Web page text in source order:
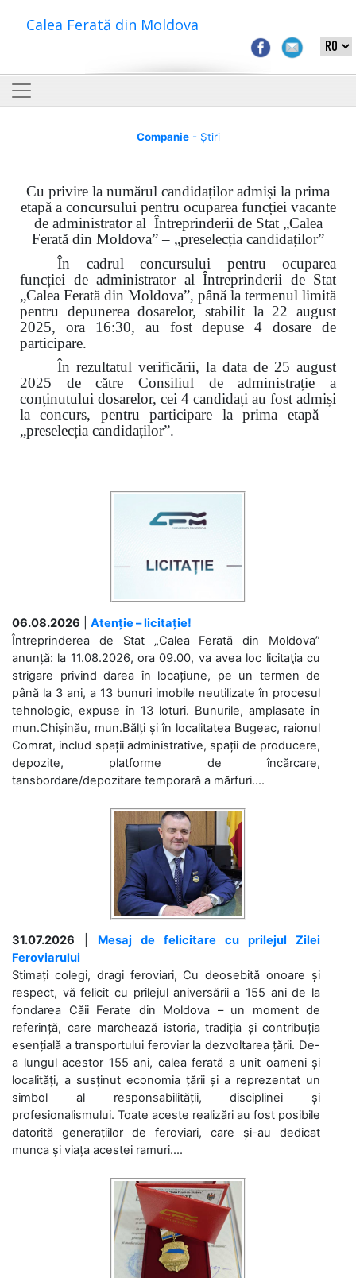
Calea Ferată din Moldova
Companie- Știri
Cu privire la numărul candidaților admiși la prima
etapă a concursului pentru ocuparea funcției vacante
de administrator al Întreprinderii de Stat „Calea
Ferată din Moldova” – „preselecția candidaților”
În cadrul concursului pentru ocuparea
funcției de administrator al Întreprinderii de Stat
„Calea Ferată din Moldova”, până la termenul limită
pentru depunerea dosarelor, stabilit la 22 august
2025, ora 16:30, au fost depuse 4 dosare de
participare.
În rezultatul verificării, la data de 25 august
2025 de către Consiliul de administrație a
conținutului dosarelor, cei 4 candidați au fost admiși
la concurs, pentru participare la prima etapă –
„preselecția candidaților”.
06.08.2026
Atenție – licitație!
Întreprinderea de Stat „Calea Ferată din Moldova”
anunță: la 11.08.2026, ora 09.00, va avea loc licitaţia cu
strigare privind darea în locațiune, pe un termen de
până la 3 ani, a 13 bunuri imobile neutilizate în procesul
tehnologic, expuse în 13 loturi. Bunurile, amplasate în
mun.Chișinău, mun.Bălți și în localitatea Bugeac, raionul
Comrat, includ spații administrative, spații de producere,
depozite, platforme de încărcare,
tansbordare/depozitare temporară a mărfuri....
31.07.2026
Mesaj de felicitare cu prilejul Zilei
Feroviarului
Stimați colegi, dragi feroviari, Cu deosebită onoare și
respect, vă felicit cu prilejul aniversării a 155 ani de la
fondarea Căii Ferate din Moldova – un moment de
referință, care marchează istoria, tradiția și contribuția
esențială a transportului feroviar la dezvoltarea țării. De-
a lungul acestor 155 ani, calea ferată a unit oameni și
localități, a susținut economia țării și a reprezentat un
simbol al responsabilității, disciplinei și
profesionalismului. Toate aceste realizări au fost posibile
datorită generațiilor de feroviari, care și-au dedicat
munca și viața acestei ramuri....